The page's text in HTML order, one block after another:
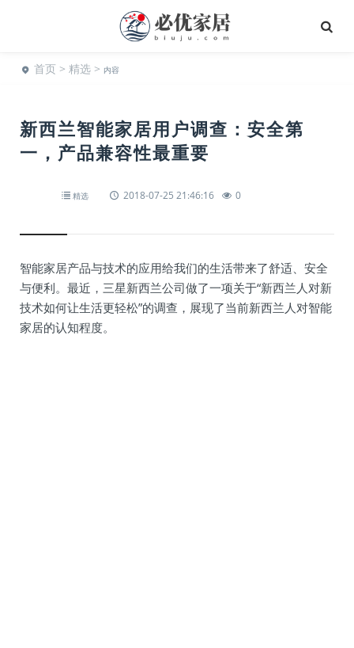
首页 > 精选 > 内容
新西兰智能家居用户调查：安全第
一，产品兼容性最重要
精选 2018-07-25 21:46:16 0
智能家居产品与技术的应用给我们的生活带来了舒适、安全
与便利。最近，三星新西兰公司做了一项关于“新西兰人对新
技术如何让生活更轻松”的调查，展现了当前新西兰人对智能
家居的认知程度。